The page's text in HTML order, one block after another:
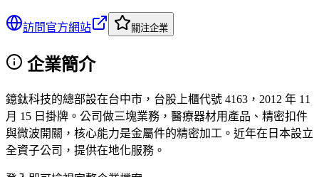
訪問官方網站 關注企業
企業簡介
鐿鈦科技的總部設在台中市，台股上櫃代號 4163，2012 年 11
月 15 日掛牌。公司做三塊業務，醫療器材用產品、精密扣件
與微波開關，核心能力是金屬件的精密加工。近年在日本設立
全資子公司，提供在地化服務。